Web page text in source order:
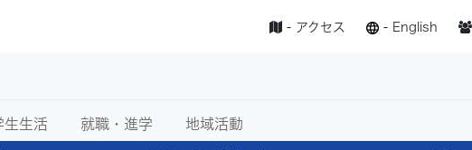
- アクセス - English
生生活 就職・進学 地域活動